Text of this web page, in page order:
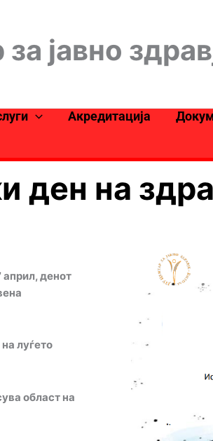
јавно
Акредитација
ден на
април,денот
луѓето
област на